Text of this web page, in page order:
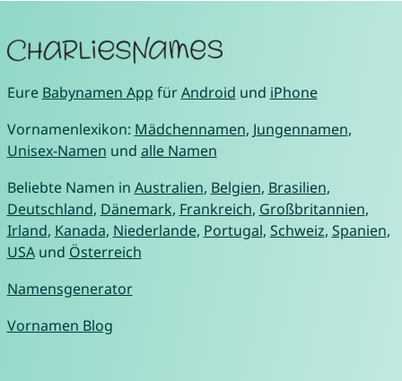
Eure Babynamen App fürAndroid und iPhone
Vornamenlexikon: Mädchennamen, Jungennamen,
Unisex-Namen und alle Namen
Beliebte Namen in Australien, Belgien, Brasilien,
Deutschland, Dänemark, Frankreich, Großbritannien,
Irland, Kanada, Niederlande, Portugal, Schweiz, Spanien,
USAund Österreich
Namensgenerator
Vornamen Blog